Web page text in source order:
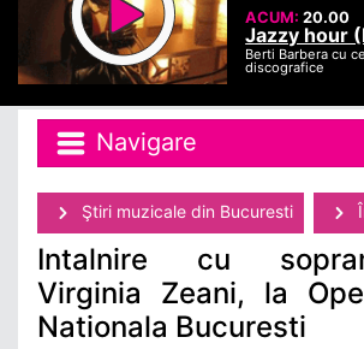
ACUM:20.00
Jazzy hour
Berti Barbera cu
discografice
Navigare
Ştiri muzicale din Bucuresti
Intalnire cu
Virginia Zeani, la
Nationala Bucuresti